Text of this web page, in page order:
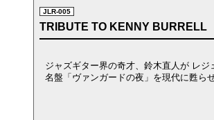
JLR-005
TRIBUTE TO KENNY BURRELL
ジャズギター界の奇才、鈴木直人が レ
名盤「ヴァンガードの夜」を現代に甦ら